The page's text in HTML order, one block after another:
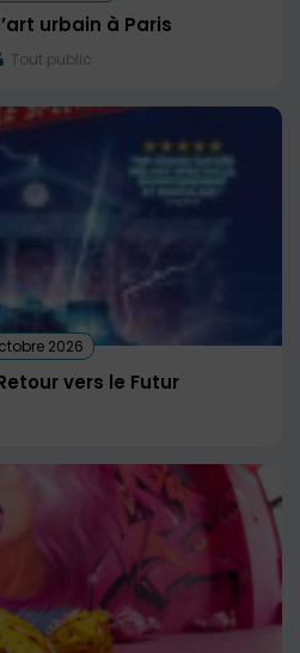
urbain à Paris
Tout public
2026
vers le Futur